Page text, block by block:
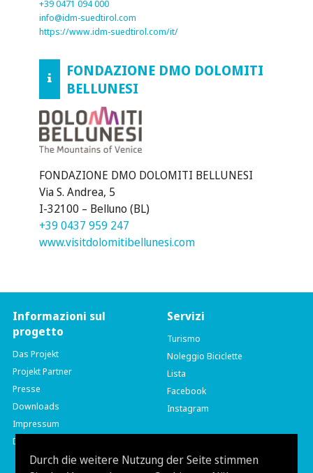
+39 0471 094 000
info@idm-suedtirol.com
https://www.idm-suedtirol.com/it/
FONDAZIONE DMO DOLOMITI
BELLUNESI
FONDAZIONE DMO DOLOMITI BELLUNESI
Via S. Andrea, 5
I-32100 – Belluno (BL)
+39 0437 959 247
www.visitdolomitibellunesi.com
Informazioni sul
progetto
Das Projekt
Projekt Partner
Presse
Downloads
Impressum
Datenschutzerklärung
Servizi
Turismo
Noleggio Biciclette
Lista
Facebook
Instagram
Durch die weitere Nutzung der Seite stimmen